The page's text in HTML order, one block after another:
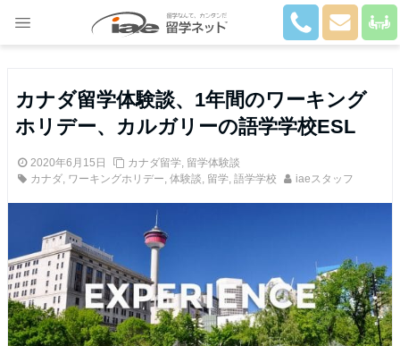
カナダ留学体験談、1年間のワーキング
ホリデー、カルガリーの語学学校ESL
2020年6月15日 カナダ留学, 留学体験談
カナダ, ワーキングホリデー, 体験談, 留学, 語学学校 iaeスタッフ